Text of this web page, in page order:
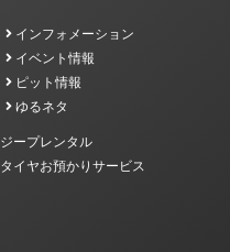
インフォメーション
イベント情報
ピット情報
ゆるネタ
ジープレンタル
タイヤお預かりサービス